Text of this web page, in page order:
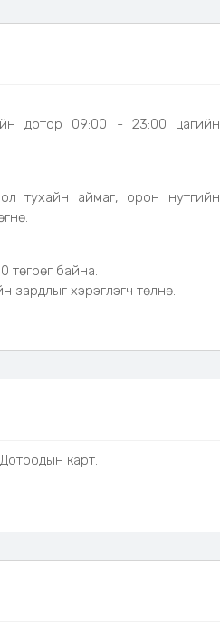
шаланк, баттерэй цэнэглэгч
баттерэйтэй.
дотор 09:00 - 23:00 цагийн
тухайн аймаг, орон нутгийн
төгрөг байна.
зардлыг хэрэглэгч төлнө.
карт.